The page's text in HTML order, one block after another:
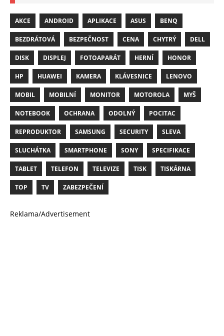
AKCE ANDROID APLIKACE ASUS BENQ
BEZDRÁTOVÁ BEZPEČNOST CENA CHYTRÝ DELL
DISK DISPLEJ FOTOAPARÁT HERNÍ HONOR
HP HUAWEI KAMERA KLÁVESNICE LENOVO
MOBIL MOBILNÍ MONITOR MOTOROLA MYŠ
NOTEBOOK OCHRANA ODOLNÝ POCITAC
REPRODUKTOR SAMSUNG SECURITY SLEVA
SLUCHÁTKA SMARTPHONE SONY SPECIFIKACE
TABLET TELEFON TELEVIZE TISK TISKÁRNA
TOP TV ZABEZPEČENÍ
Reklama/Advertisement